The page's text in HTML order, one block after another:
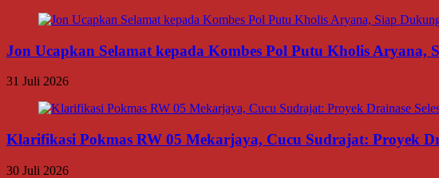
Jon Ucapkan Selamat kepada Kombes Pol Putu Kholis
31 Juli 2026
Klarifikasi Pokmas RW 05 Mekarjaya, Cucu Sudrajat: Proyek
30 Juli 2026